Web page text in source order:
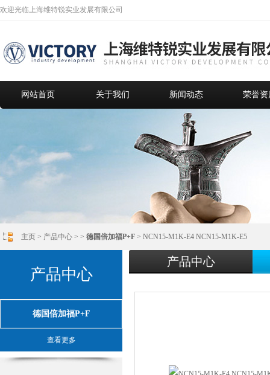
欢迎光临上海维特锐实业发展有限公司
网站首页 关于我们 新闻动态 荣誉资
主页 > 产品中心 > > 德国倍加福P+F > NCN15-M1K-E4 NCN15-M1K-E5
产品中心
德国倍加福P+F
查看更多
产品中心